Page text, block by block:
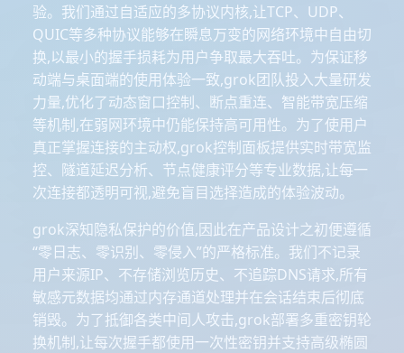
验。我们通过自适应的多协议内核,让TCP、UDP、
QUIC等多种协议能够在瞬息万变的网络环境中自由切
换,以最小的握手损耗为用户争取最大吞吐。为保证移
动端与桌面端的使用体验一致,grok团队投入大量研发
力量,优化了动态窗口控制、断点重连、智能带宽压缩
等机制,在弱网环境中仍能保持高可用性。为了使用户
真正掌握连接的主动权,grok控制面板提供实时带宽监
控、隧道延迟分析、节点健康评分等专业数据,让每一
次连接都透明可视,避免盲目选择造成的体验波动。
grok深知隐私保护的价值,因此在产品设计之初便遵循
“零日志、零识别、零侵入”的严格标准。我们不记录
用户来源IP、不存储浏览历史、不追踪DNS请求,所有
敏感元数据均通过内存通道处理并在会话结束后彻底
销毁。为了抵御各类中间人攻击,grok部署多重密钥轮
换机制,让每次握手都使用一次性密钥并支持高级椭圆